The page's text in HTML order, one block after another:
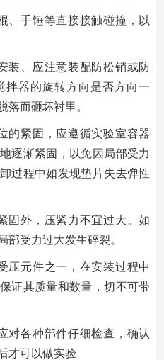
、手锤等直接接触碰撞，以
装、应注意装配防松销或防
拌器的旋转方向是否方向一
落而砸坏衬里。
的紧固，应遵循实验室容器
逐渐紧固，以免因局部受力
过程中如发现垫片失去弹性
固外，压紧力不宜过大。如
部受力过大发生碎裂。
压元件之一，在安装过程中
证其质量和数量，切不可带
对各种部件仔细检查，确认
才可以做实验